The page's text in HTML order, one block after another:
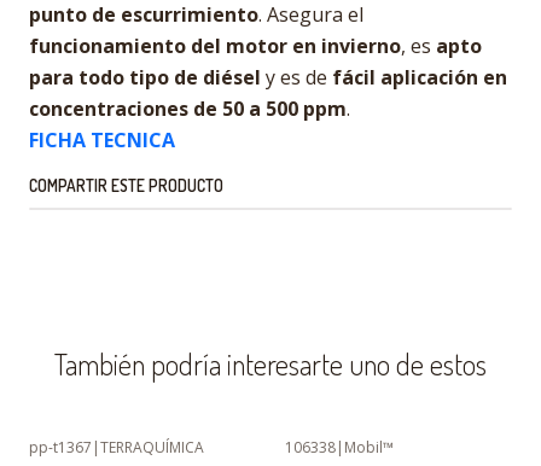
punto de escurrimiento. Asegura el
funcionamiento del motor en invierno, es apto
para todo tipo de diésel y es de fácil aplicación en
concentraciones de 50 a 500 ppm.
FICHA TECNICA
COMPARTIR ESTE PRODUCTO
También podría interesarte uno de estos
pp-t1367 |TERRAQUÍMICA 106338| Mobil™